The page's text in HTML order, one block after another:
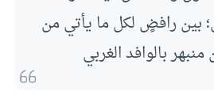
رافضٍ لكل ما يأتي من
بالوافد الغربي